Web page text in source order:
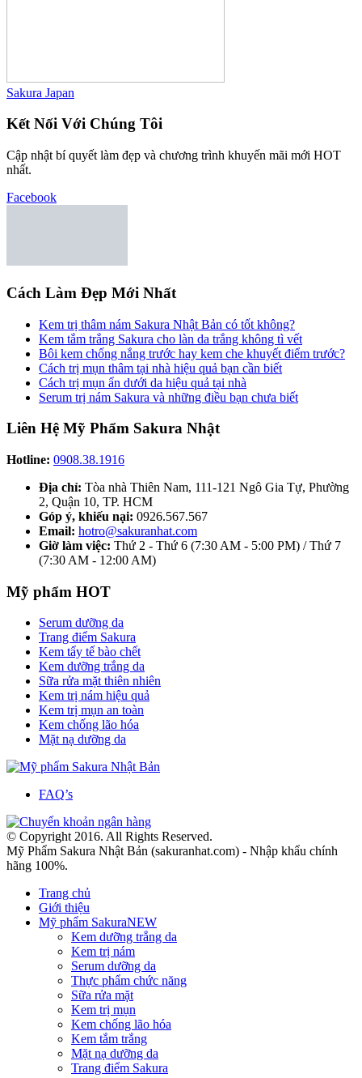
Sakura Japan
Kết Nối Với Chúng Tôi
Cập nhật bí quyết làm đẹp và chương trình khuyến mãi mới HOT
nhất.
Facebook
Cách Làm Đẹp Mới Nhất
Kem trị thâm nám Sakura Nhật Bản có tốt không?
Kem tắm trắng Sakura cho làn da trắng không tì vết
Bôi kem chống nắng trước hay kem che khuyết điểm trước?
Cách trị mụn thâm tại nhà hiệu quả bạn cần biết
Cách trị mụn ẩn dưới da hiệu quả tại nhà
Serum trị nám Sakura và những điều bạn chưa biết
Liên Hệ Mỹ Phẩm Sakura Nhật
Hotline: 0908.38.1916
Địa chỉ: Tòa nhà Thiên Nam, 111-121 Ngô Gia Tự, Phường
2, Quận 10, TP. HCM
Góp ý, khiếu nại: 0926.567.567
Email: hotro@sakuranhat.com
Giờ làm việc: Thứ 2 - Thứ 6 (7:30 AM - 5:00 PM) / Thứ 7
(7:30 AM - 12:00 AM)
Mỹ phẩm HOT
Serum dưỡng da
Trang điểm Sakura
Kem tẩy tế bào chết
Kem dưỡng trắng da
Sữa rửa mặt thiên nhiên
Kem trị nám hiệu quả
Kem trị mụn an toàn
Kem chống lão hóa
Mặt nạ dưỡng da
FAQ’s
© Copyright 2016. All Rights Reserved.
Mỹ Phẩm Sakura Nhật Bản (sakuranhat.com) - Nhập khẩu chính
hãng 100%.
Trang chủ
Giới thiệu
Mỹ phẩm SakuraNEW
Kem dưỡng trắng da
Kem trị nám
Serum dưỡng da
Thực phẩm chức năng
Sữa rửa mặt
Kem trị mụn
Kem chống lão hóa
Kem tắm trắng
Mặt nạ dưỡng da
Trang điểm Sakura